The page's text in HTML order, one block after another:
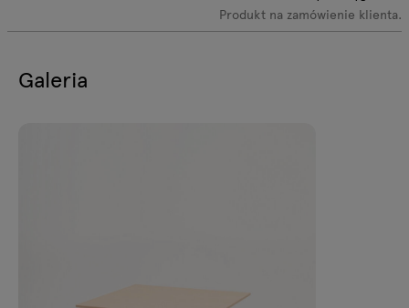
Produkt na zamówienie klienta.
Galeria